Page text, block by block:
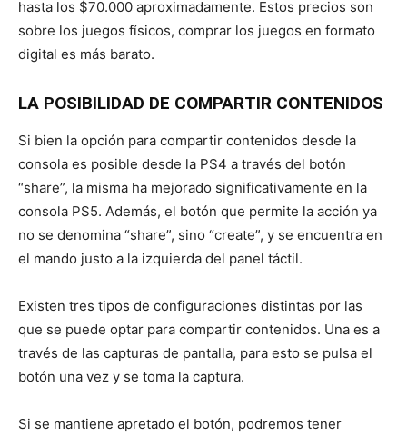
hasta los $70.000 aproximadamente. Estos precios son
sobre los juegos físicos, comprar los juegos en formato
digital es más barato.
LA POSIBILIDAD DE COMPARTIR CONTENIDOS
Si bien la opción para compartir contenidos desde la
consola es posible desde la PS4 a través del botón
“share”, la misma ha mejorado significativamente en la
consola PS5. Además, el botón que permite la acción ya
no se denomina “share”, sino “create”, y se encuentra en
el mando justo a la izquierda del panel táctil.
Existen tres tipos de configuraciones distintas por las
que se puede optar para compartir contenidos. Una es a
través de las capturas de pantalla, para esto se pulsa el
botón una vez y se toma la captura.
Si se mantiene apretado el botón, podremos tener